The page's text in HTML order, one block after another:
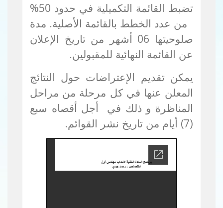
تضبط القائمة التكميلية في حدود 50
%
من عدد الخطط بالقائمة الأصلية. مدة
صلوحيتها 06 أشهر من تاريخ الإعلان
عن القائمة النهائية للمقبولين.
يمكن تقديم الإعتراضات حول النتائج
المعلن عنها في كل مرحلة من مراحل
المناظرة و ذلك في أجل أقصاه سبع
(7) أيام من تاريخ نشر القوائم.